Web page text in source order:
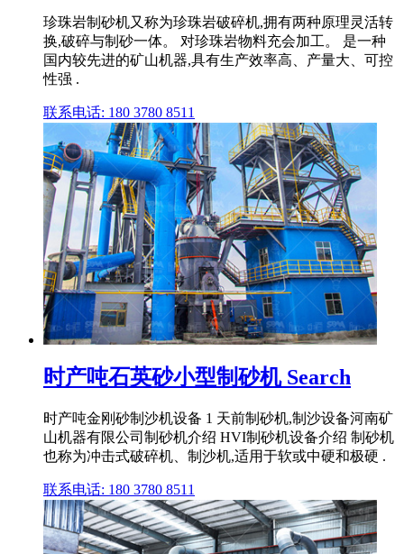
珍珠岩制砂机又称为珍珠岩破碎机,拥有两种原理灵活转
换,破碎与制砂一体。 对珍珠岩物料充会加工。 是一种
国内较先进的矿山机器,具有生产效率高、产量大、可控
性强 .
联系电话: 180 3780 8511
时产吨石英砂小型制砂机 Search
时产吨金刚砂制沙机设备 1 天前制砂机,制沙设备河南矿
山机器有限公司制砂机介绍 HVI制砂机设备介绍 制砂机
也称为冲击式破碎机、制沙机,适用于软或中硬和极硬 .
联系电话: 180 3780 8511